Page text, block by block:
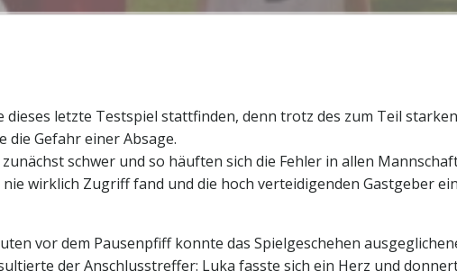
dieses letzte Testspiel stattfinden, denn trotz des zum Teil
die Gefahr einer Absage.
schwer und so häuften sich die Fehler in allen
nie wirklich Zugriff fand und die hoch verteidigenden Gastgeber
vor dem Pausenpfiff konnte das Spielgeschehen
der Anschlusstreffer: Luka fasste sich ein Herz und